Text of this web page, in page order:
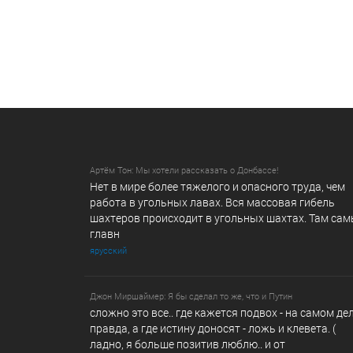
Артём Тон: Мы хотели рассказать о Донбассе!
Нет в мире более тяжелого и опасного труда, чем
работа в угольных лавах. Вся массовая гибель
шахтеров происходит в угольных шахтах. Там
главн
ярусский
Джон Миршаймер: Я бы сделал то же, что и Путин
сложно это все.. где кажется подвох - на самом
правда, а где истину доносят - ложь и клевета. (
ладно, я больше позитив люблю.. и от